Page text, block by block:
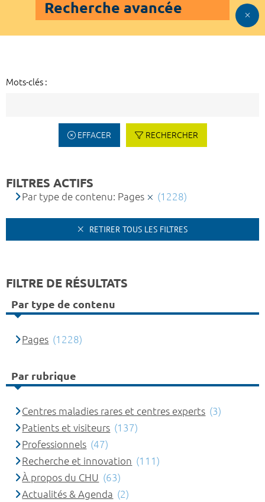
Recherche avancée
Mots-clés :
EFFACER RECHERCHER
FILTRES ACTIFS
Par type de contenu: Pages (1228)
RETIRER TOUS LES FILTRES
FILTRE DE RÉSULTATS
Par type de contenu
Pages (1228)
Par rubrique
Centres maladies rares et centres experts (3)
Patients et visiteurs (137)
Professionnels (47)
Recherche et innovation (111)
À propos du CHU (63)
Actualités & Agenda (2)